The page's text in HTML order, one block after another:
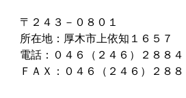
〒２４３－０８０１
所在地：厚木市上依知１６５７
電話：０４６（２４６）２８８４
ＦＡＸ：０４６（２４６）２８８